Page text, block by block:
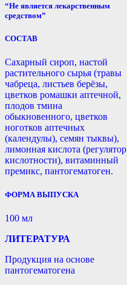
“Не является лекарственным
средством”
СОСТАВ
Сахарный сироп, настой
растительного сырья (травы
чабреца, листьев берёзы,
цветков ромашки аптечной,
плодов тмина
обыкновенного, цветков
ноготков аптечных
(календулы), семян тыквы),
лимонная кислота (регулятор
кислотности), витаминный
премикс, пантогематоген.
ФОРМА ВЫПУСКА
100 мл
ЛИТЕРАТУРА
Продукция на основе
пантогематогена